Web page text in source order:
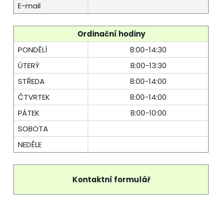
E-mail
Ordinační hodiny
PONDĚLÍ
8:00-14:30
ÚTERÝ
8:00-13:30
STŘEDA
8:00-14:00
ČTVRTEK
8:00-14:00
PÁTEK
8:00-10:00
SOBOTA
NEDĚLE
Kontaktní formulář